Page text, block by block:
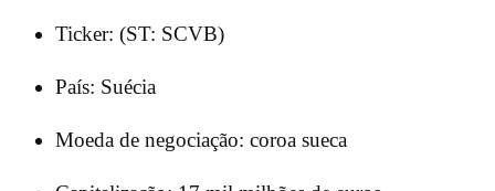
Ticker: (ST: SCVB)
País: Suécia
Moeda de negociação: coroa sueca